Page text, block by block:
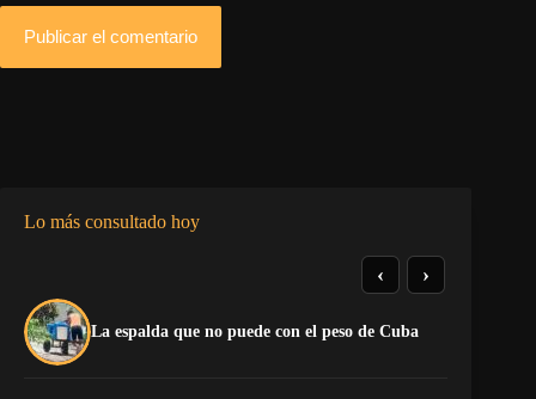
Publicar el comentario
Lo más consultado hoy
La espalda que no puede con el peso de Cuba
‹ ›